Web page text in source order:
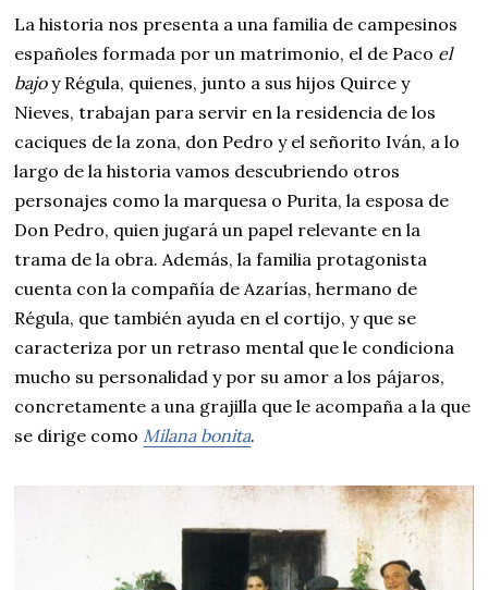
La historia nos presenta a una familia de campesinos
españoles formada por un matrimonio, el de Paco el
bajoy Régula, quienes, junto a sus hijos Quirce y
Nieves, trabajan para servir en la residencia de los
caciques de la zona, don Pedro y el señorito Iván, a lo
largo de la historia vamos descubriendo otros
personajes como la marquesa o Purita, la esposa de
Don Pedro, quien jugará un papel relevante en la
trama de la obra. Además, la familia protagonista
cuenta con la compañía de Azarías, hermano de
Régula, que también ayuda en el cortijo, y que se
caracteriza por un retraso mental que le condiciona
mucho su personalidad y por su amor a los pájaros,
concretamente a una grajilla que le acompaña a la que
se dirige comoMilana bonita.